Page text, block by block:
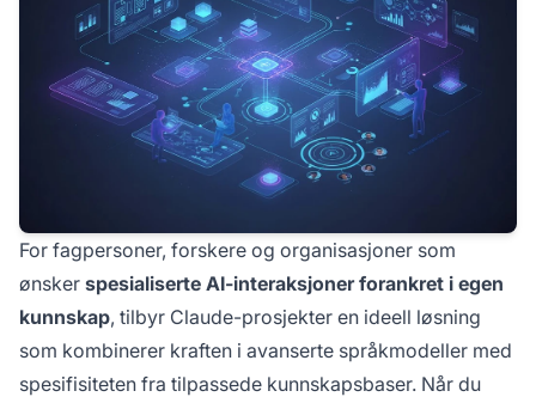
For fagpersoner, forskere og organisasjoner som
ønsker spesialiserte AI-interaksjoner forankret i egen
kunnskap, tilbyr Claude-prosjekter en ideell løsning
som kombinerer kraften i avanserte språkmodeller med
spesifisiteten fra tilpassede kunnskapsbaser. Når du